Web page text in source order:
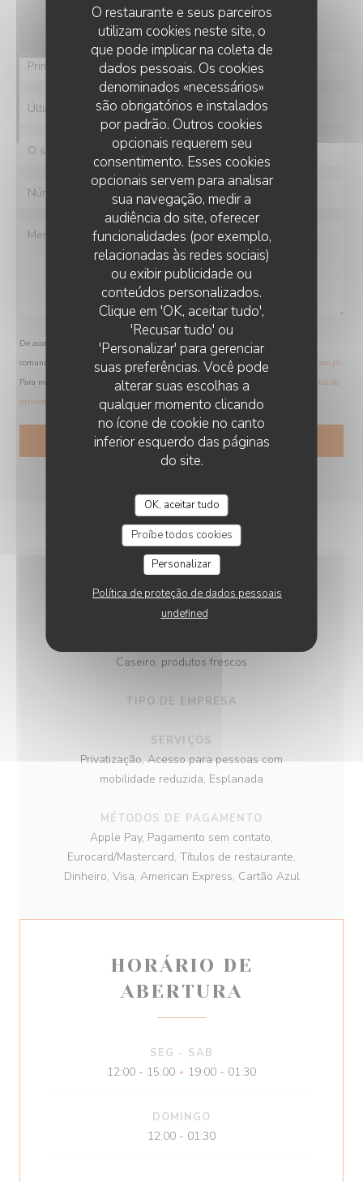
O restaurante e seus parceiros
utilizam cookies neste site, o
que pode implicar na coleta de
dados pessoais. Os cookies
denominados «necessários»
são obrigatórios e instalados
por padrão. Outros cookies
opcionais requerem seu
consentimento. Esses cookies
opcionais servem para analisar
sua navegação, medir a
audiência do site, oferecer
funcionalidades (por exemplo,
relacionadas às redes sociais)
ou exibir publicidade ou
conteúdos personalizados.
Clique em 'OK, aceitar tudo',
'Recusar tudo' ou
'Personalizar' para gerenciar
suas preferências. Você pode
alterar suas escolhas a
qualquer momento clicando
no ícone de cookie no canto
inferior esquerdo das páginas
do site.
OK, aceitar tudo
Proíbe todos cookies
Personalizar
Política de proteção de dados pessoais
undefined
Preencha o formulário abaixo!
De acordo com a legislação de proteção de dados, tem o direito de se opor a
comunicações de marketing. Pode registar-se na Lista Robinson através de
robinson.pt.
Para mais informações sobre o tratamento dos seus dados, consulte a nossa
política de
privacidade
INFORMAÇÕES GERAIS
Caseiro, produtos frescos
TIPO DE EMPRESA
SERVIÇOS
Privatização, Acesso para pessoas com
mobilidade reduzida, Esplanada
MÉTODOS DE PAGAMENTO
Apple Pay, Pagamento sem contato,
Eurocard/Mastercard, Títulos de restaurante,
Dinheiro, Visa, American Express, Cartão Azul
HORÁRIO DE
ABERTURA
SEG - SAB
12:00 - 15:00 • 19:00 - 01:30
DOMINGO
12:00 - 01:30